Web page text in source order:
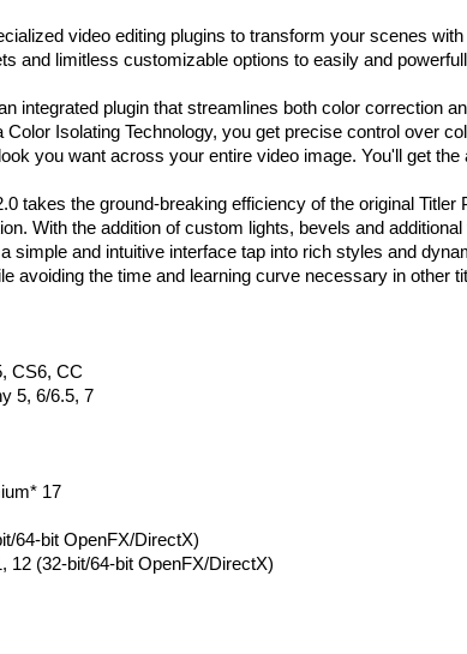
video editing plugins to transform your scenes
and limitless customizable options to easily and
integrated plugin that streamlines both color correction
Isolating Technology, you get precise control over
you want across your entire video image. You'll get
takes the ground-breaking efficiency of the original Titler
With the addition of custom lights, bevels and
simple and intuitive interface tap into rich styles and
avoiding the time and learning curve necessary in other
CS6, CC
5, 6/6.5, 7
17
64-bit OpenFX/DirectX)
12 (32-bit/64-bit OpenFX/DirectX)